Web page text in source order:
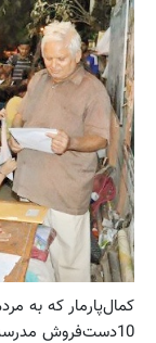
كمال‌پارمار كه به